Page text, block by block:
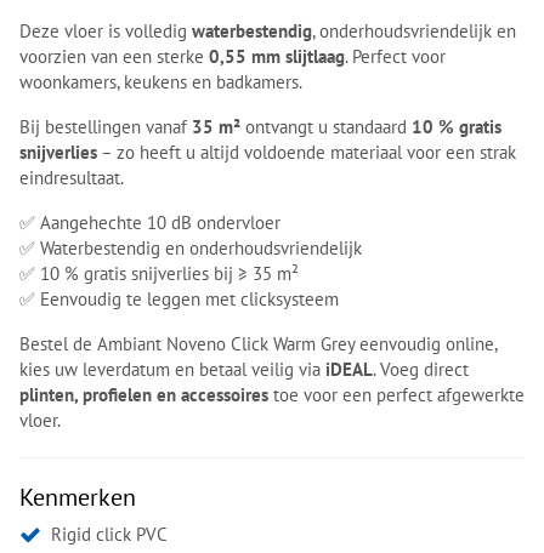
Deze vloer is volledig waterbestendig, onderhoudsvriendelijk en
voorzien van een sterke 0,55 mm slijtlaag. Perfect voor
woonkamers, keukens en badkamers.
Bij bestellingen vanaf 35 m² ontvangt u standaard 10 % gratis
snijverlies – zo heeft u altijd voldoende materiaal voor een strak
eindresultaat.
✅ Aangehechte 10 dB ondervloer
✅ Waterbestendig en onderhoudsvriendelijk
✅ 10 % gratis snijverlies bij ≥ 35 m²
✅ Eenvoudig te leggen met clicksysteem
Bestel de Ambiant Noveno Click Warm Grey eenvoudig online,
kies uw leverdatum en betaal veilig via iDEAL. Voeg direct
plinten, profielen en accessoires toe voor een perfect afgewerkte
vloer.
Kenmerken
Rigid click PVC